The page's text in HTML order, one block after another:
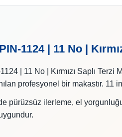
1124 | 11 No |
| 11 No | Kırmızı Saplı
profesyonel bir makastır. 11
pürüzsüz ilerleme, el